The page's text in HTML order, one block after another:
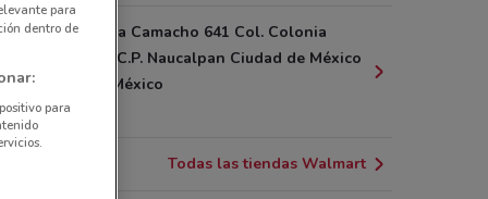
Bulevar Avila Camacho 641 Col. Colonia
Periodistas C.P. Naucalpan Ciudad de México
Ciudad De México
2.5 km
Todas las tiendas Walmart
para
dentro de
para